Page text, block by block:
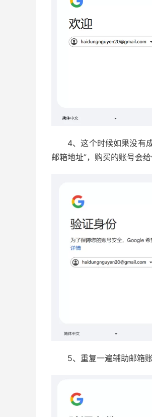
4、这个时候如果没有
邮箱地址”，购买的账号会给
5、重复一遍辅助邮箱